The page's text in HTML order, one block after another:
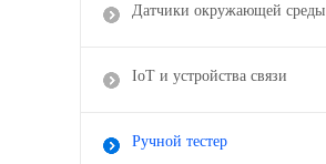
Датчики окружающей среды
IoT и устройства связи
Ручной тестер